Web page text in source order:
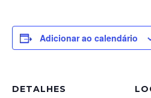
Adicionar ao calendário
DETALHES